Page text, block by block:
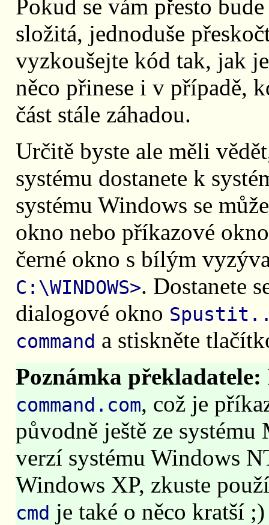
Pokud se vám přesto
složitá, jednoduše
vyzkoušejte kód tak, jak
něco přinese i v případě,
část stále záhadou.
Určitě byste ale měli
systému dostanete k
systému Windows se
okno nebo příkazové
černé okno s bílým
C:\WINDOWS>. Dostanete
dialogové okno
command a stiskněte
Poznámka překladatele:
command.com, což je
původně ještě ze
verzí systému Windows
Windows XP, zkuste
cmd je také o něco kratší ;)